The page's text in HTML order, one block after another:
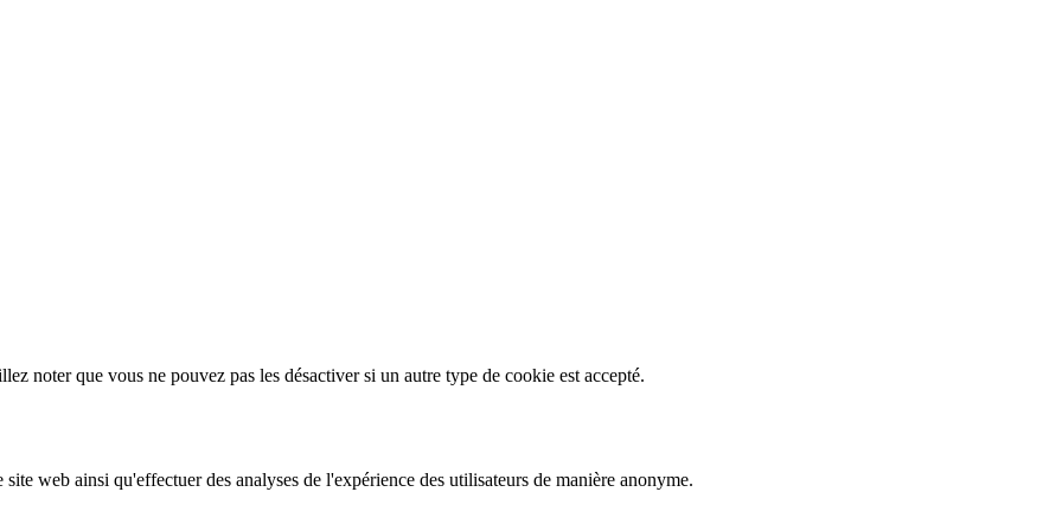
noter que vous ne pouvez pas les désactiver si un autre type de cookie est accepté.
web ainsi qu'effectuer des analyses de l'expérience des utilisateurs de manière anonyme.